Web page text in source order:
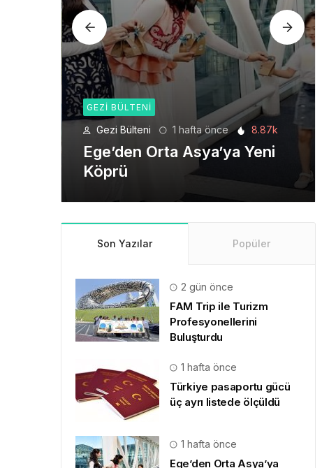
GEZI BÜLTENI
Gezi Bülteni 1 ay önce 6.22k
Seyahat Teknolojilerinde
Yeni Bir Dönem
Son Yazılar Popüler
2 gün önce
FAM Trip ile Turizm
Profesyonellerini
Buluşturdu
1 hafta önce
Türkiye pasaportu gücü
üç ayrı listede ölçüldü
1 hafta önce
Ege’den Orta Asya’ya